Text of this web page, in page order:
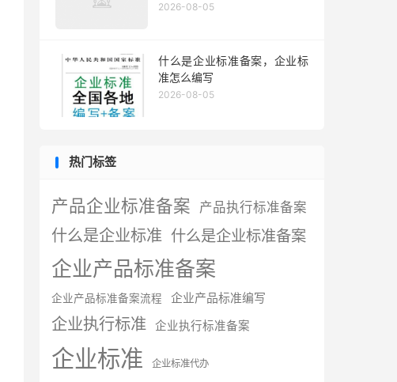
2026-08-05
什么是企业标准备案，企业标
准怎么编写
2026-08-05
热门标签
产品企业标准备案 产品执行标准备案
什么是企业标准 什么是企业标准备案
企业产品标准备案
企业产品标准备案流程 企业产品标准编写
企业执行标准 企业执行标准备案
企业标准 企业标准代办